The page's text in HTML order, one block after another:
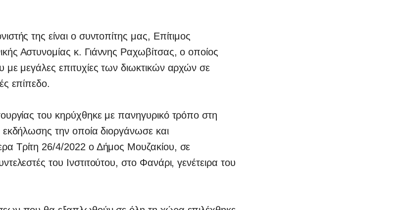
της είναι ο συντοπίτης μας, Επίτιμος
Αστυνομίας κ. Γιάννης Ραχωβίτσας, ο οποίος
με μεγάλες επιτυχίες των διωκτικών αρχών σε
επίπεδο.
του κηρύχθηκε με πανηγυρικό τρόπο στη
εκδήλωσης την οποία διοργάνωσε και
Τρίτη 26/4/2022 ο Δήμος Μουζακίου, σε
του Ινστιτούτου, στο Φανάρι, γενέτειρα του